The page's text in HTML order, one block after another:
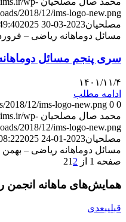
2018/12/ims-logo-new.png
مصلحیان2023-03-30 19:49:40
2025-06-16 07:57:40
مسائل دوماهانه ریاضی – فروردین
سری پنجم مسائل دوماهانه
۱۴۰۱/۱۱/۴
ادامه مطلب
2018/12/ims-logo-new.png 0 0
محمد صال مصلحیان wp-
2018/12/ims-logo-new.png
مصلحیان2023-01-24 20:08:22
2025-06-16 07:57:41
مسائل دوماهانه ریاضی – بهمن ۱۴۰۱
صفحه 1 از 2
1 2
همایش‌های ماهانه انجمن
قبلیبعدی